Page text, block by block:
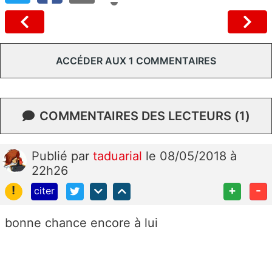
ACCÉDER AUX 1 COMMENTAIRES
COMMENTAIRES DES LECTEURS (1)
Publié par taduarial le 08/05/2018 à
22h26
!
citer + -
bonne chance encore à lui